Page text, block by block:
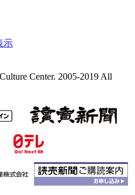
示
Center. 2005-2019 All